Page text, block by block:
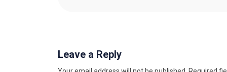
Leave a Reply